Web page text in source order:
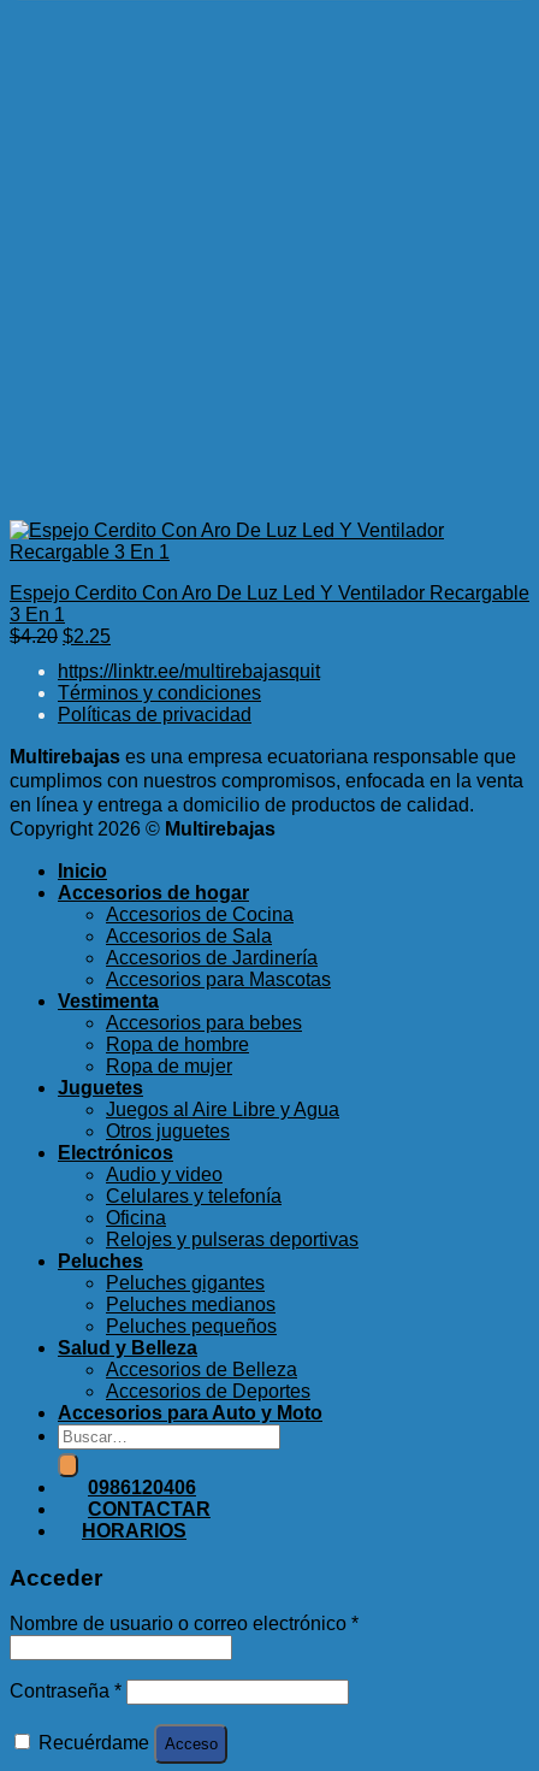
Espejo Cerdito Con Aro De Luz Led Y Ventilador Recargable
3 En 1
$4.20 El
original
era:
$4.20.
$2.25El
actual
es:
$2.25.
https://linktr.ee/multirebajasquit
Términos y condiciones
Políticas de privacidad
Multirebajas es una empresa ecuatoriana responsable que
cumplimos con nuestros compromisos, enfocada en la venta
en línea y entrega a domicilio de productos de calidad.
Copyright 2026 © Multirebajas
Inicio
Accesorios de hogar
Accesorios de Cocina
Accesorios de Sala
Accesorios de Jardinería
Accesorios para Mascotas
Vestimenta
Accesorios para bebes
Ropa de hombre
Ropa de mujer
Juguetes
Juegos al Aire Libre y Agua
Otros juguetes
Electrónicos
Audio y video
Celulares y telefonía
Oficina
Relojes y pulseras deportivas
Peluches
Peluches gigantes
Peluches medianos
Peluches pequeños
Salud y Belleza
Accesorios de Belleza
Accesorios de Deportes
Accesorios para Auto y Moto
Buscar
por:
0986120406
CONTACTAR
HORARIOS
Acceder
Nombre de usuario o correo electrónico *
Contraseña *
Recuérdame Acceso